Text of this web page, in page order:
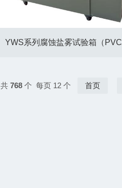
YWS系列腐蚀盐雾试验箱（PVC/
共768 个 每页 12 个 首页